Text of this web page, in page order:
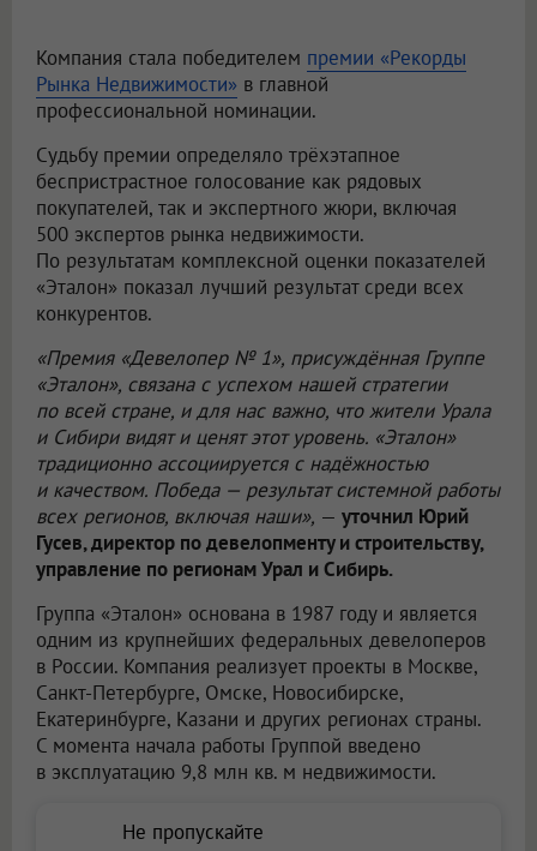
Компания стала победителем премии «Рекорды
Рынка Недвижимости» в главной
профессиональной номинации.
Судьбу премии определяло трёхэтапное
беспристрастное голосование как рядовых
покупателей, так и экспертного жюри, включая
500 экспертов рынка недвижимости.
По результатам комплексной оценки показателей
«Эталон» показал лучший результат среди всех
конкурентов.
«Премия «Девелопер № 1», присуждённая Группе
«Эталон», связана с успехом нашей стратегии
по всей стране, и для нас важно, что жители Урала
и Сибири видят и ценят этот уровень. «Эталон»
традиционно ассоциируется с надёжностью
и качеством. Победа — результат системной работы
всех регионов, включая наши», — уточнил Юрий
Гусев, директор по девелопменту и строительству,
управление по регионам Урал и Сибирь.
Группа «Эталон» основана в 1987 году и является
одним из крупнейших федеральных девелоперов
в России. Компания реализует проекты в Москве,
Санкт-Петербурге, Омске, Новосибирске,
Екатеринбурге, Казани и других регионах страны.
С момента начала работы Группой введено
в эксплуатацию 9,8 млн кв. м недвижимости.
Не пропускайте